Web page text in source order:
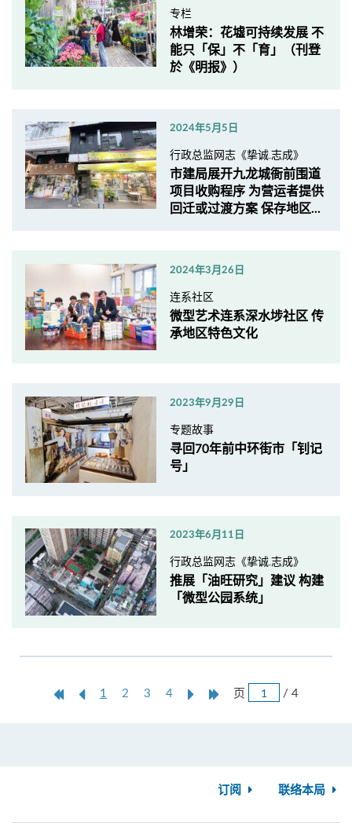
专栏
林增荣：花墟可持续发展 不
能只「保」不「育」（刊登
於《明报》）
2024年5月5日
行政总监网志《挚诚.志成》
市建局展开九龙城衙前围道
项目收购程序 为营运者提供
回迁或过渡方案 保存地区...
2024年3月26日
连系社区
微型艺术连系深水埗社区 传
承地区特色文化
2023年9月29日
专题故事
寻回70年前中环街市「钊记
号」
2023年6月11日
行政总监网志《挚诚.志成》
推展「油旺研究」建议 构建
「微型公园系统」
第
上
1 2 3 4
NextLast页 / 4跳
订阅 联络本局